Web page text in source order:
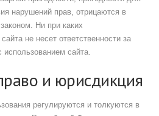
нарушений прав, отрицаются в
Ни при каких
не несет ответственности за
сайта.
и юрисдикция
регулируются и толкуются в